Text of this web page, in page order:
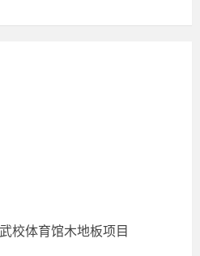
校体育馆木地板项目